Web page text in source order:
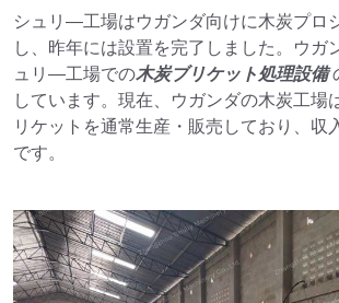
シュリ―工場はウガンダ向けに木炭プロ
し、昨年には設置を完了しました。ウガ
ュリ―工場での木炭ブリケット処理設備
しています。現在、ウガンダの木炭工場
リケットを通常生産・販売しており、収
です。